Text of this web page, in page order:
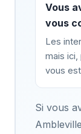
Vous
vous
Les
mais
vous
Si vous